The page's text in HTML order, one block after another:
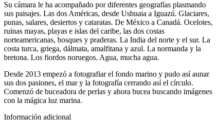
Su cámara le ha acompañado por diferentes geografías plasmando
sus paisajes. Las dos Américas, desde Ushuaia a Iguazú. Glaciares,
punas, salares, desiertos y cataratas. De México a Canadá. Ocelotes,
ruinas mayas, playas e islas del caribe, las dos costas
norteamericanas, bosques y praderas. La India del norte y el sur. La
costa turca, griega, dálmata, amalfitana y azul. La normanda y la
bretona. Los fiordos noruegos. Agua, mucha agua.
Desde 2013 empezó a fotografiar el fondo marino y pudo así aunar
sus dos pasiones, el mar y la fotografía cerrando así el círculo.
Comenzó de buceadora de perlas y ahora bucea buscando imágenes
con la mágica luz marina.
Información adicional